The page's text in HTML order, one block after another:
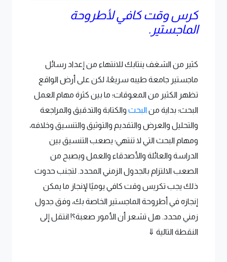
كرس وقت كافي لأطروحة
الماجستير.
كثير من الشغف ينتابك للانتهاء من إعداد رسائل
ماجستير جامعة طيبه سريعًا، لكن على أرض الواقع
تظهر الكثير من المعوقات؛ ما بين كثرة مهام العمل
البحث؛ بداية منالبحث والكتابة والتدقيق والمراجعة
والتحليل والعرض والتقديم والتوثيق والتنسيق وخلافه،
ومهام البحث التي لا تنتهي؛ يصعب التنسيق بين
الدراسة والعائلة والأصدقاء والعمل ويصبح من
الصعب الالتزام بالجدول الزمني المحدد. لتجنب حدوث
ذلك يجب تكريس وقت كافي يوميًا لإنجاز ما يمكن
إنجازه في أطروحة الماجستير الخاصة بك، وفق جدول
زمني محدد. هل تشعر أن الأمور صعبة؟! انتقل إلى
النقطة التالية ⇓